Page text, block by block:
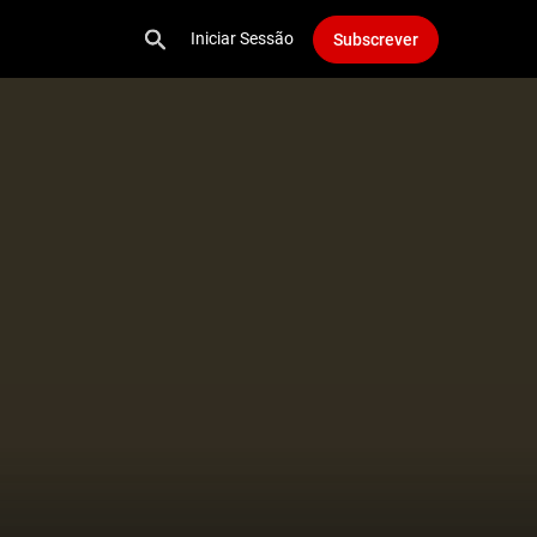
Iniciar Sessão Subscrever